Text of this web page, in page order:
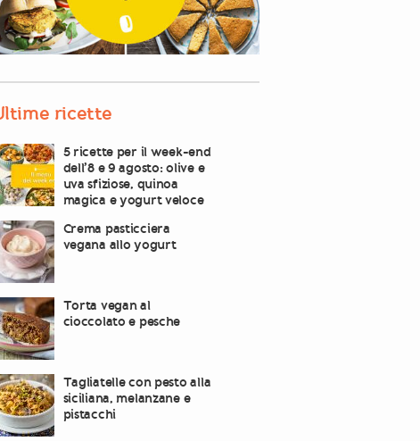
ricette
5 ricette per il week-end
dell’8 e 9 agosto: olive e
uva sfiziose, quinoa
magica e yogurt veloce
Crema pasticciera
vegana allo yogurt
Torta vegan al
cioccolato e pesche
Tagliatelle con pesto alla
siciliana, melanzane e
pistacchi